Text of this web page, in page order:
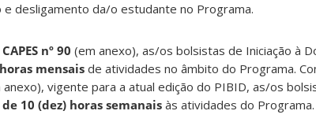
desligamento da/o estudante no Programa.
nº 90 (em anexo), as/os bolsistas de Iniciação à
mensais de atividades no âmbito do Programa.
anexo), vigente para a atual edição do PIBID, as/os
10 (dez) horas semanais às atividades do Programa.